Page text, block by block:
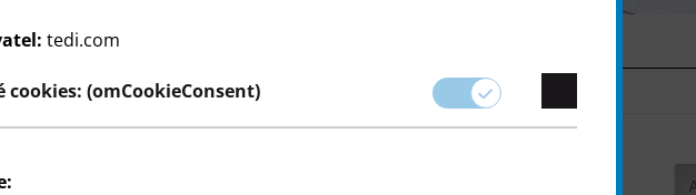
Papír a sešity
tedi.com
cookies: (omCookieConsent)